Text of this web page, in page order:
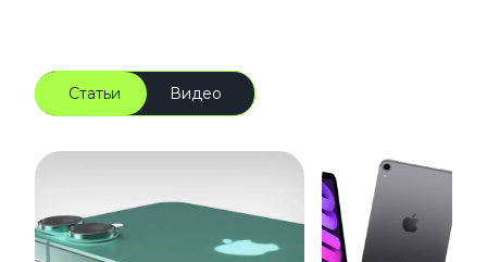
Статьи Видео